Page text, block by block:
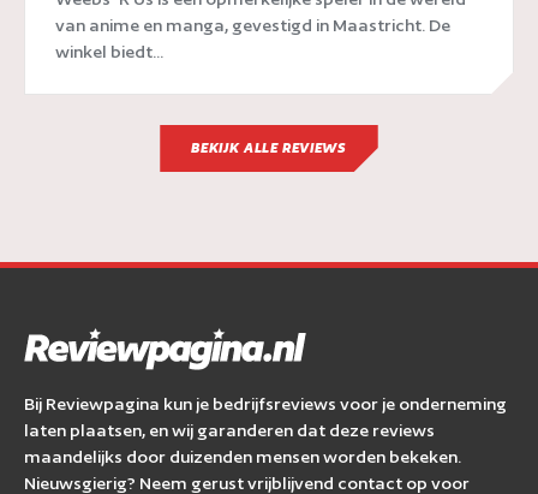
van anime en manga, gevestigd in Maastricht. De
winkel biedt...
BEKIJK ALLE REVIEWS
Bij Reviewpagina kun je bedrijfsreviews voor je onderneming
laten plaatsen, en wij garanderen dat deze reviews
maandelijks door duizenden mensen worden bekeken.
Nieuwsgierig? Neem gerust vrijblijvend contact op voor